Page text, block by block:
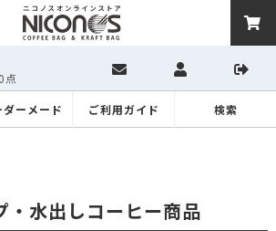
点
ダーメード ご利用ガイド 検索
・水出しコーヒー商品